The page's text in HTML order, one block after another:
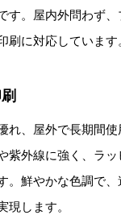
す。屋内外問わず
刷に対応しています
れ、屋外で長期間使
紫外線に強く、ラ
。鮮やかな色調で、
現します。